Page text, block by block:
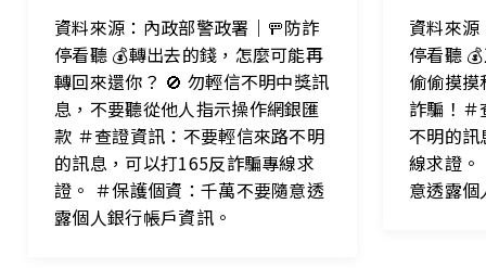
資料來源：內政部警政署｜🚥防詐
停看聽 💰轉出去的錢，怎麼可能再
轉回來還你？ 🚫 勿輕信不明中獎訊
息，不要聽從他人指示操作網銀匯
款 ＃查證資訊：不要輕信來路不明
的訊息，可以打165反詐騙專線求
證。 ＃保護個資：千萬不要隨意透
露個人銀行帳戶資訊。
資料來
停看聽
偷偷摸
詐騙！
不明的訊
線求證。
意透露